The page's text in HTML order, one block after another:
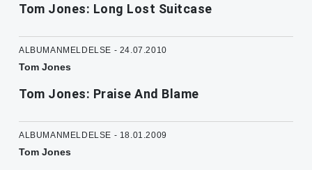
Tom Jones: Long Lost Suitcase
ALBUMANMELDELSE - 24.07.2010
Tom Jones
Tom Jones: Praise And Blame
ALBUMANMELDELSE - 18.01.2009
Tom Jones